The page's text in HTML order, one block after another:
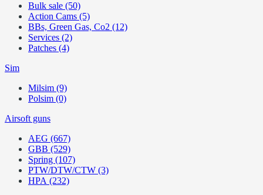
Bulk sale (50)
Action Cams (5)
BBs, Green Gas, Co2 (12)
Services (2)
Patches (4)
Sim
Milsim (9)
Polsim (0)
Airsoft guns
AEG (667)
GBB (529)
Spring (107)
PTW/DTW/CTW (3)
HPA (232)